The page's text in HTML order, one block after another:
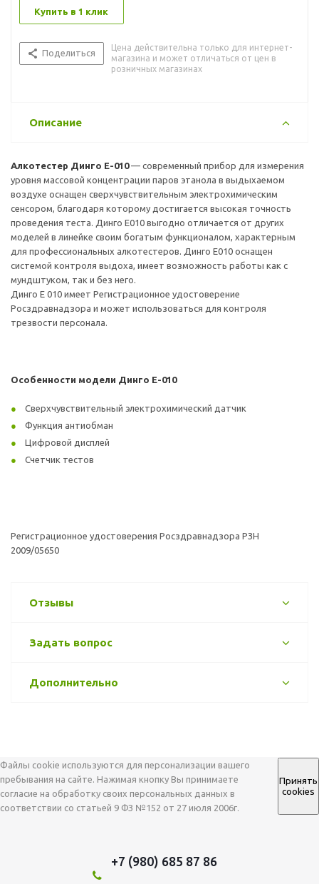
Купить в 1 клик
Поделиться
Цена действительна только для интернет-
магазина и может отличаться от цен в
розничных магазинах
Описание
Алкотестер Динго Е-010— современный прибор для измерения
уровня массовой концентрации паров этанола в выдыхаемом
воздухе оснащен сверхчувствительным электрохимическим
сенсором, благодаря которому достигается высокая точность
проведения теста. Динго Е010 выгодно отличается от других
моделей в линейке своим богатым функционалом, характерным
для профессиональных алкотестеров. Динго Е010 оснащен
системой контроля выдоха, имеет возможность работы как с
мундштуком, так и без него.
Динго Е 010 имеет Регистрационное удостоверение
Росздравнадзора и может использоваться для контроля
трезвости персонала.
Особенности модели Динго Е-010
Сверхчувствительный электрохимический датчик
Функция антиобман
Цифровой дисплей
Счетчик тестов
Регистрационное удостоверения Росздравнадзора РЗН
2009/05650
Отзывы
Задать вопрос
Дополнительно
Файлы cookie используются для персонализации вашего
пребывания на сайте. Нажимая кнопку Вы принимаете
согласие на обработку своих персональных данных в
соответствии со статьей 9 ФЗ №152 от 27 июля 2006г.
Принять
cookies
+7 (980) 685 87 86